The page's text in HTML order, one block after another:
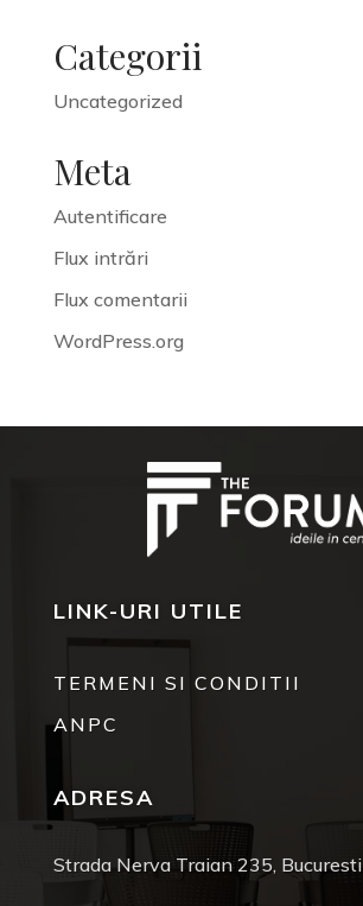
Categorii
Uncategorized
Meta
Autentificare
Flux intrări
Flux comentarii
WordPress.org
LINK-URI UTILE
TERMENI SI CONDITII
ANPC
ADRESA
Strada Nerva Traian 235, Bucuresti